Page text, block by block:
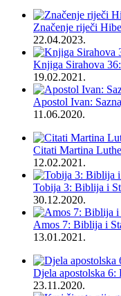
Značenje riječi
22.04.2023.
Knjiga Sirahova
19.02.2021.
Apostol Ivan:
11.06.2020.
Citati Martina
12.02.2021.
Tobija 3: Biblija i
30.12.2020.
Amos 7: Biblija i
13.01.2021.
Djela apostolska
23.11.2020.